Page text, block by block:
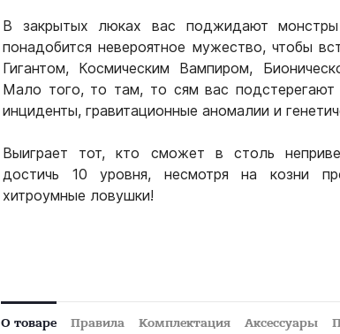
В закрытых люках вас поджидают
понадобится невероятное мужество, чтобы
Гигантом, Космическим Вампиром,
Мало того, то там, то сям вас подстерегают
инциденты, гравитационные аномалии и
Выиграет тот, кто сможет в столь
достичь 10 уровня, несмотря на козни
хитроумные ловушки!
О товаре Правила Комплектация Аксессуары